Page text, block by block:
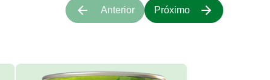
Anterior Próximo